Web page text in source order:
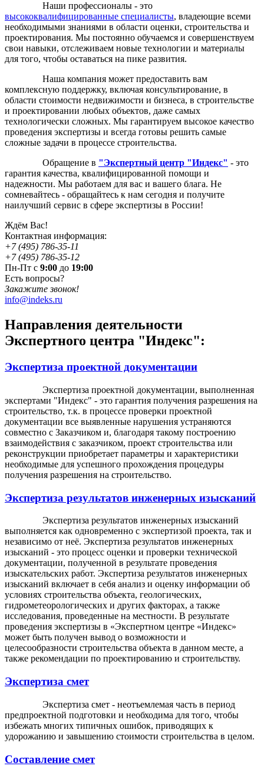
Наши профессионалы - это
высококвалифицированные специалисты, владеющие всеми
необходимыми знаниями в области оценки, строительства и
проектирования. Мы постоянно обучаемся и совершенствуем
свои навыки, отслеживаем новые технологии и материалы
для того, чтобы оставаться на пике развития.
Наша компания может предоставить вам
комплексную поддержку, включая консультирование, в
области стоимости недвижимости и бизнеса, в строительстве
и проектировании любых объектов, даже самых
технологически сложных. Мы гарантируем высокое качество
проведения экспертизы и всегда готовы решить самые
сложные задачи в процессе строительства.
Обращение в "Экспертный центр "Индекс" - это
гарантия качества, квалифицированной помощи и
надежности. Мы работаем для вас и вашего блага. Не
сомневайтесь - обращайтесь к нам сегодня и получите
наилучший сервис в сфере экспертизы в России!
Ждём Вас!
Контактная информация:
+7 (495) 786-35-11
+7 (495) 786-35-12
Пн-Пт с 9:00 до 19:00
Есть вопросы?
Закажите звонок!
info@indeks.ru
Направления деятельности
Экспертного центра "Индекс":
Экспертиза проектной документации
Экспертиза проектной документации, выполненная
экспертами "Индекс" - это гарантия получения разрешения на
строительство, т.к. в процессе проверки проектной
документации все выявленные нарушения устраняются
совместно с Заказчиком и, благодаря такому построению
взаимодействия с заказчиком, проект строительства или
реконструкции приобретает параметры и характеристики
необходимые для успешного прохождения процедуры
получения разрешения на строительство.
Экспертиза результатов инженерных изысканий
Экспертиза результатов инженерных изысканий
выполняется как одновременно с экспертизой проекта, так и
независимо от неё. Экспертиза результатов инженерных
изысканий - это процесс оценки и проверки технической
документации, полученной в результате проведения
изыскательских работ. Экспертиза результатов инженерных
изысканий включает в себя анализ и оценку информации об
условиях строительства объекта, геологических,
гидрометеорологических и других факторах, а также
исследования, проведенные на местности. В результате
проведения экспертизы в «Экспертном центре «Индекс»
может быть получен вывод о возможности и
целесообразности строительства объекта в данном месте, а
также рекомендации по проектированию и строительству.
Экспертиза смет
Экспертиза смет - неотъемлемая часть в период
предпроектной подготовки и необходима для того, чтобы
избежать многих типичных ошибок, приводящих к
удорожанию и завышению стоимости строительства в целом.
Составление смет